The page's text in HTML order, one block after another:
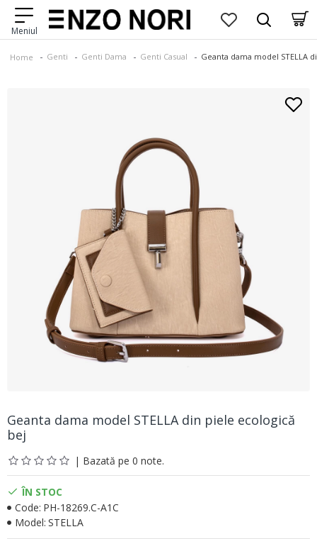
Home Genti Genti Dama Genti Casual Geanta dama model STELLA
Geanta dama model STELLA din piele ecologică
bej
| Bazată pe 0 note.
ÎN STOC
Code: PH-18269.C-A1C
Model: STELLA